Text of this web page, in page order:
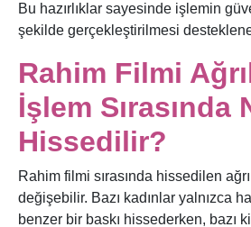
Bu hazırlıklar sayesinde işlemin
şekilde gerçekleştirilmesi
Rahim Filmi
İşlem Sırasında
Hissedilir?
Rahim filmi sırasında hissedilen
değişebilir. Bazı kadınlar yalnızca
benzer bir baskı hissederken, bazı